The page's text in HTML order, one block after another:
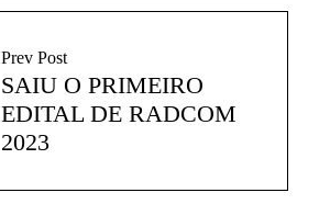
Prev Post
SAIU O PRIMEIRO
EDITAL DE RADCOM
2023